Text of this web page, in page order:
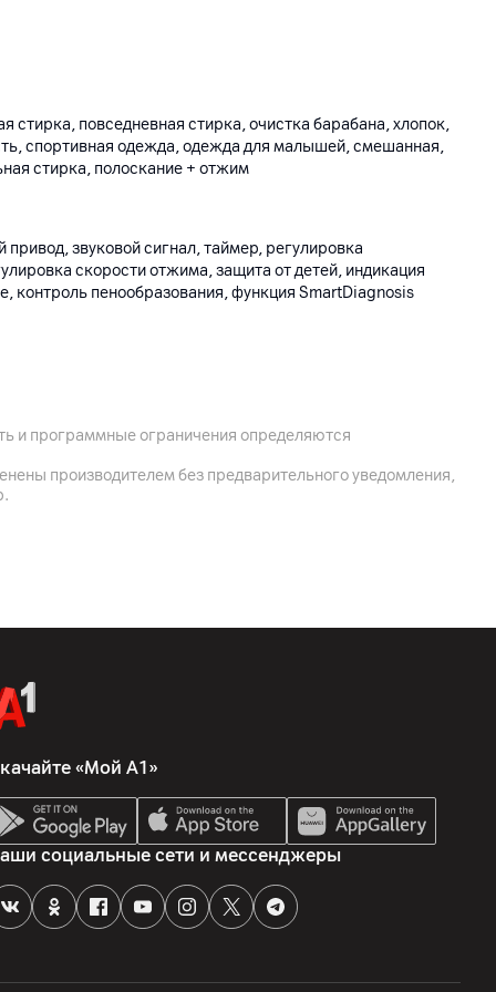
стирка, повседневная стирка, очистка барабана, хлопок,
спортивная одежда, одежда для малышей, смешанная,
стирка, пoлocкание + отжим
звуковой сигнал, таймер, регулировка
скорости отжима, защита от детей, индикация
контроль пенообразования, функция SmartDiagnosis
г. Минск, ул. Чернышевского, 10А, ком. 412А3
территория Минское шоссе, километр 86-й, дом 9
основное устройство
и программные ограничения определяются
производителем без предварительного уведомления,
«Мой А1»
социальные сети и мессенджеры